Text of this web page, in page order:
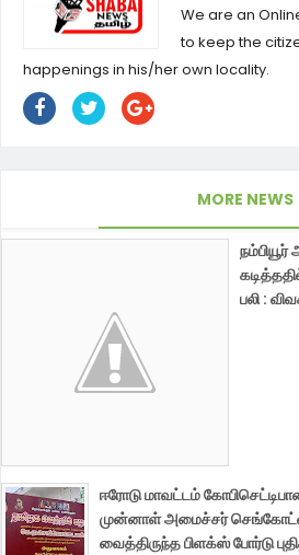
We are an
to keep the
happenings in his/her own locality.
MORE NEWS
பலி :
ஈரோடு மாவட்டம்
முன்னாள் அமைச்சர்
வைத்திருந்த பிளக்ஸ் போர்டு